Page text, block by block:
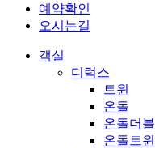
예약확인
오시는길
객실
디럭스
트윈
온돌
온돌더블
온돌트윈